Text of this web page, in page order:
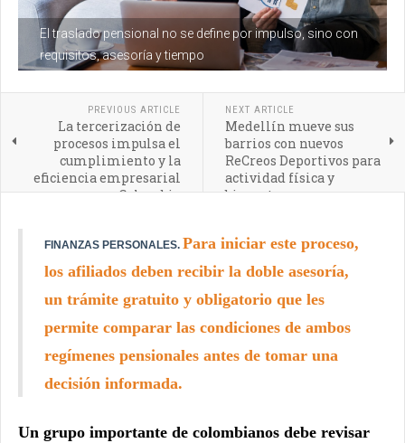
El traslado pensional no se define por impulso, sino con
requisitos, asesoría y tiempo
PREVIOUS ARTICLE
La tercerización de
procesos impulsa el
cumplimiento y la
eficiencia empresarial
en Colombia
NEXT ARTICLE
Medellín mueve sus
barrios con nuevos
ReCreos Deportivos para
actividad física y
bienestar
FINANZAS PERSONALES. Para iniciar este proceso,
los afiliados deben recibir la doble asesoría,
un trámite gratuito y obligatorio que les
permite comparar las condiciones de ambos
regímenes pensionales antes de tomar una
decisión informada.
Un grupo importante de colombianos debe revisar